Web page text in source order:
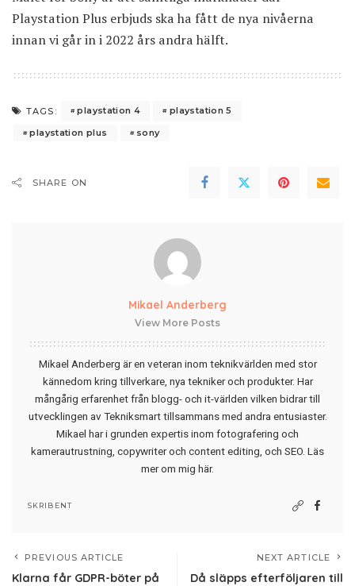
Playstation Plus erbjuds ska ha fått de nya nivåerna
innan vi går in i 2022 års andra hälft.
TAGS: playstation 4
playstation 5
playstation plus
sony
SHARE ON
Mikael Anderberg
View More Posts
Mikael Anderberg är en veteran inom teknikvärlden med stor
kännedom kring tillverkare, nya tekniker och produkter. Har
mångårig erfarenhet från blogg- och it-världen vilken bidrar till
utvecklingen av Tekniksmart tillsammans med andra entusiaster.
Mikael har i grunden expertis inom fotografering och
kamerautrustning, copywriter och content editing, och SEO. Läs
mer om mig här.
SKRIBENT
PREVIOUS ARTICLE
Klarna får GDPR-böter på
NEXT ARTICLE
Då släpps efterföljaren till